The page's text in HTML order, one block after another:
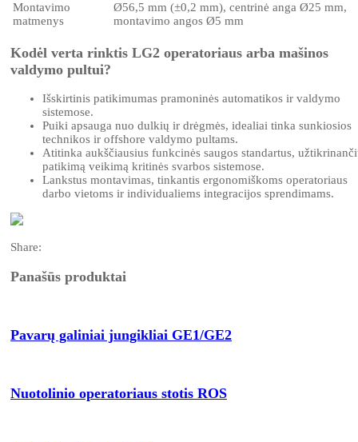
Montavimo
matmenys
Ø56,5 mm (±0,2 mm), centrinė anga Ø25 mm,
montavimo angos Ø5 mm
Kodėl verta rinktis LG2 operatoriaus arba mašinos
valdymo pultui?
Išskirtinis patikimumas pramoninės automatikos ir valdymo
sistemose.
Puiki apsauga nuo dulkių ir drėgmės, idealiai tinka sunkiosios
technikos ir offshore valdymo pultams.
Atitinka aukščiausius funkcinės saugos standartus,
patikimą veikimą kritinės svarbos sistemose.
Lankstus montavimas, tinkantis ergonomiškoms operatoriaus
darbo vietoms ir individualiems integracijos sprendimams.
Share:
Panašūs produktai
Pavarų galiniai jungikliai GE1/GE2
Nuotolinio operatoriaus stotis ROS